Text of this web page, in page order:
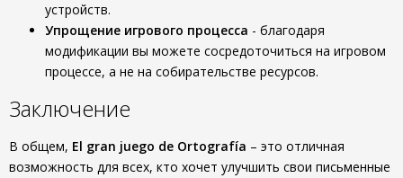
устройств.
Упрощение игрового процесса - благодаря
модификации вы можете сосредоточиться на игровом
процессе, а не на собирательстве ресурсов.
Заключение
В общем, El gran juego de Ortografía – это отличная
возможность для всех, кто хочет улучшить свои письменные